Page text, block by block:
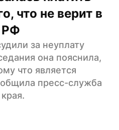
что не верит в
РФ
за неуплату
она пояснила,
что является
пресс-служба